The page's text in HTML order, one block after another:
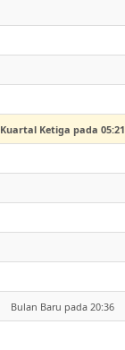
Kuartal Ketiga pada 05:21
Bulan Baru pada 20:36